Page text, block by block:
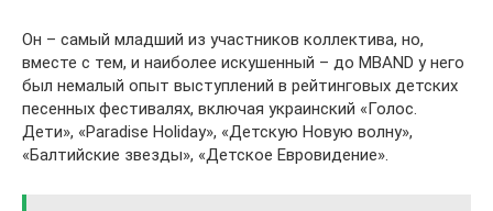
Он – самый младший из участников коллектива, но,
вместе с тем, и наиболее искушенный – до MBAND у него
был немалый опыт выступлений в рейтинговых детских
песенных фестивалях, включая украинский «Голос.
Дети», «Paradise Holiday», «Детскую Новую волну»,
«Балтийские звезды», «Детское Евровидение».